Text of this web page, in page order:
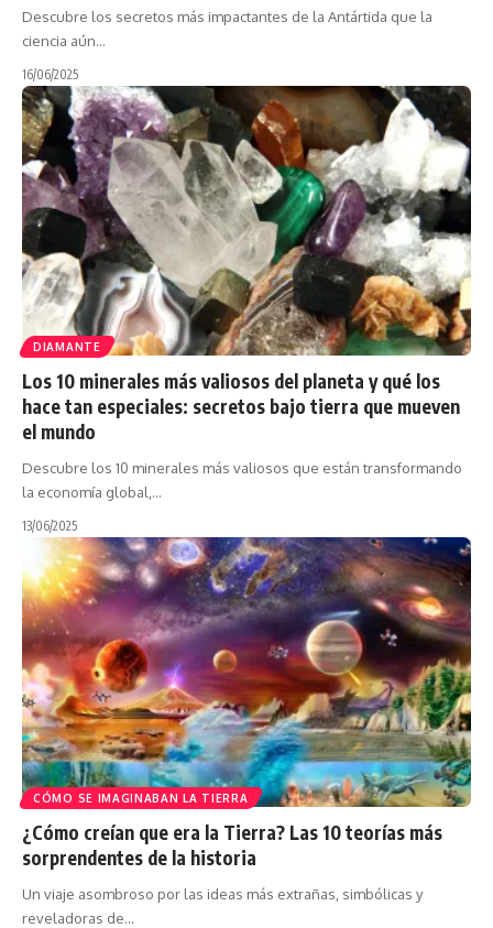
Descubre los secretos más impactantes de la Antártida que la
ciencia aún…
16/06/2025
DIAMANTE
Los 10 minerales más valiosos del planeta y qué los
hace tan especiales: secretos bajo tierra que mueven
el mundo
Descubre los 10 minerales más valiosos que están transformando
la economía global,…
13/06/2025
CÓMO SE IMAGINABAN LA TIERRA
¿Cómo creían que era la Tierra? Las 10 teorías más
sorprendentes de la historia
Un viaje asombroso por las ideas más extrañas, simbólicas y
reveladoras de…